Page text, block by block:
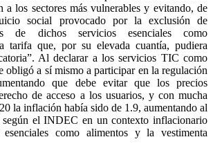
a los sectores más vulnerables y evitando, de
social provocado por la exclusión de
de dichos servicios esenciales como
tarifa que, por su elevada cuantía, pudiera
Al declarar a los servicios TIC como
obligó a sí mismo a participar en la regulación
que debe evitar que los precios
de acceso a los usuarios, y con mucha
la inflación había sido de 1.9, aumentando al
según el INDEC en un contexto inflacionario
como alimentos y la vestimenta